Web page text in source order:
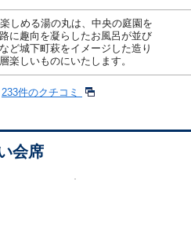
しめる湯の丸は、中央の庭園を
に趣向を凝らしたお風呂が並び
ど城下町萩をイメージした造り
楽しいものにいたします。
233件のクチコミ
会席